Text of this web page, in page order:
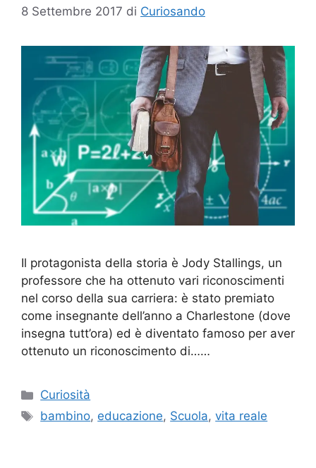
8 Settembre 2017 di Curiosando
Il protagonista della storia è Jody Stallings, un
professore che ha ottenuto vari riconoscimenti
nel corso della sua carriera: è stato premiato
come insegnante dell’anno a Charlestone (dove
insegna tutt’ora) ed è diventato famoso per aver
ottenuto un riconoscimento di……
Categorie
Curiosità
Tag
bambino, educazione, Scuola,vita reale